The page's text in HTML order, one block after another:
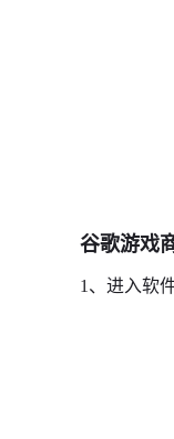
谷歌游戏
1、进入软